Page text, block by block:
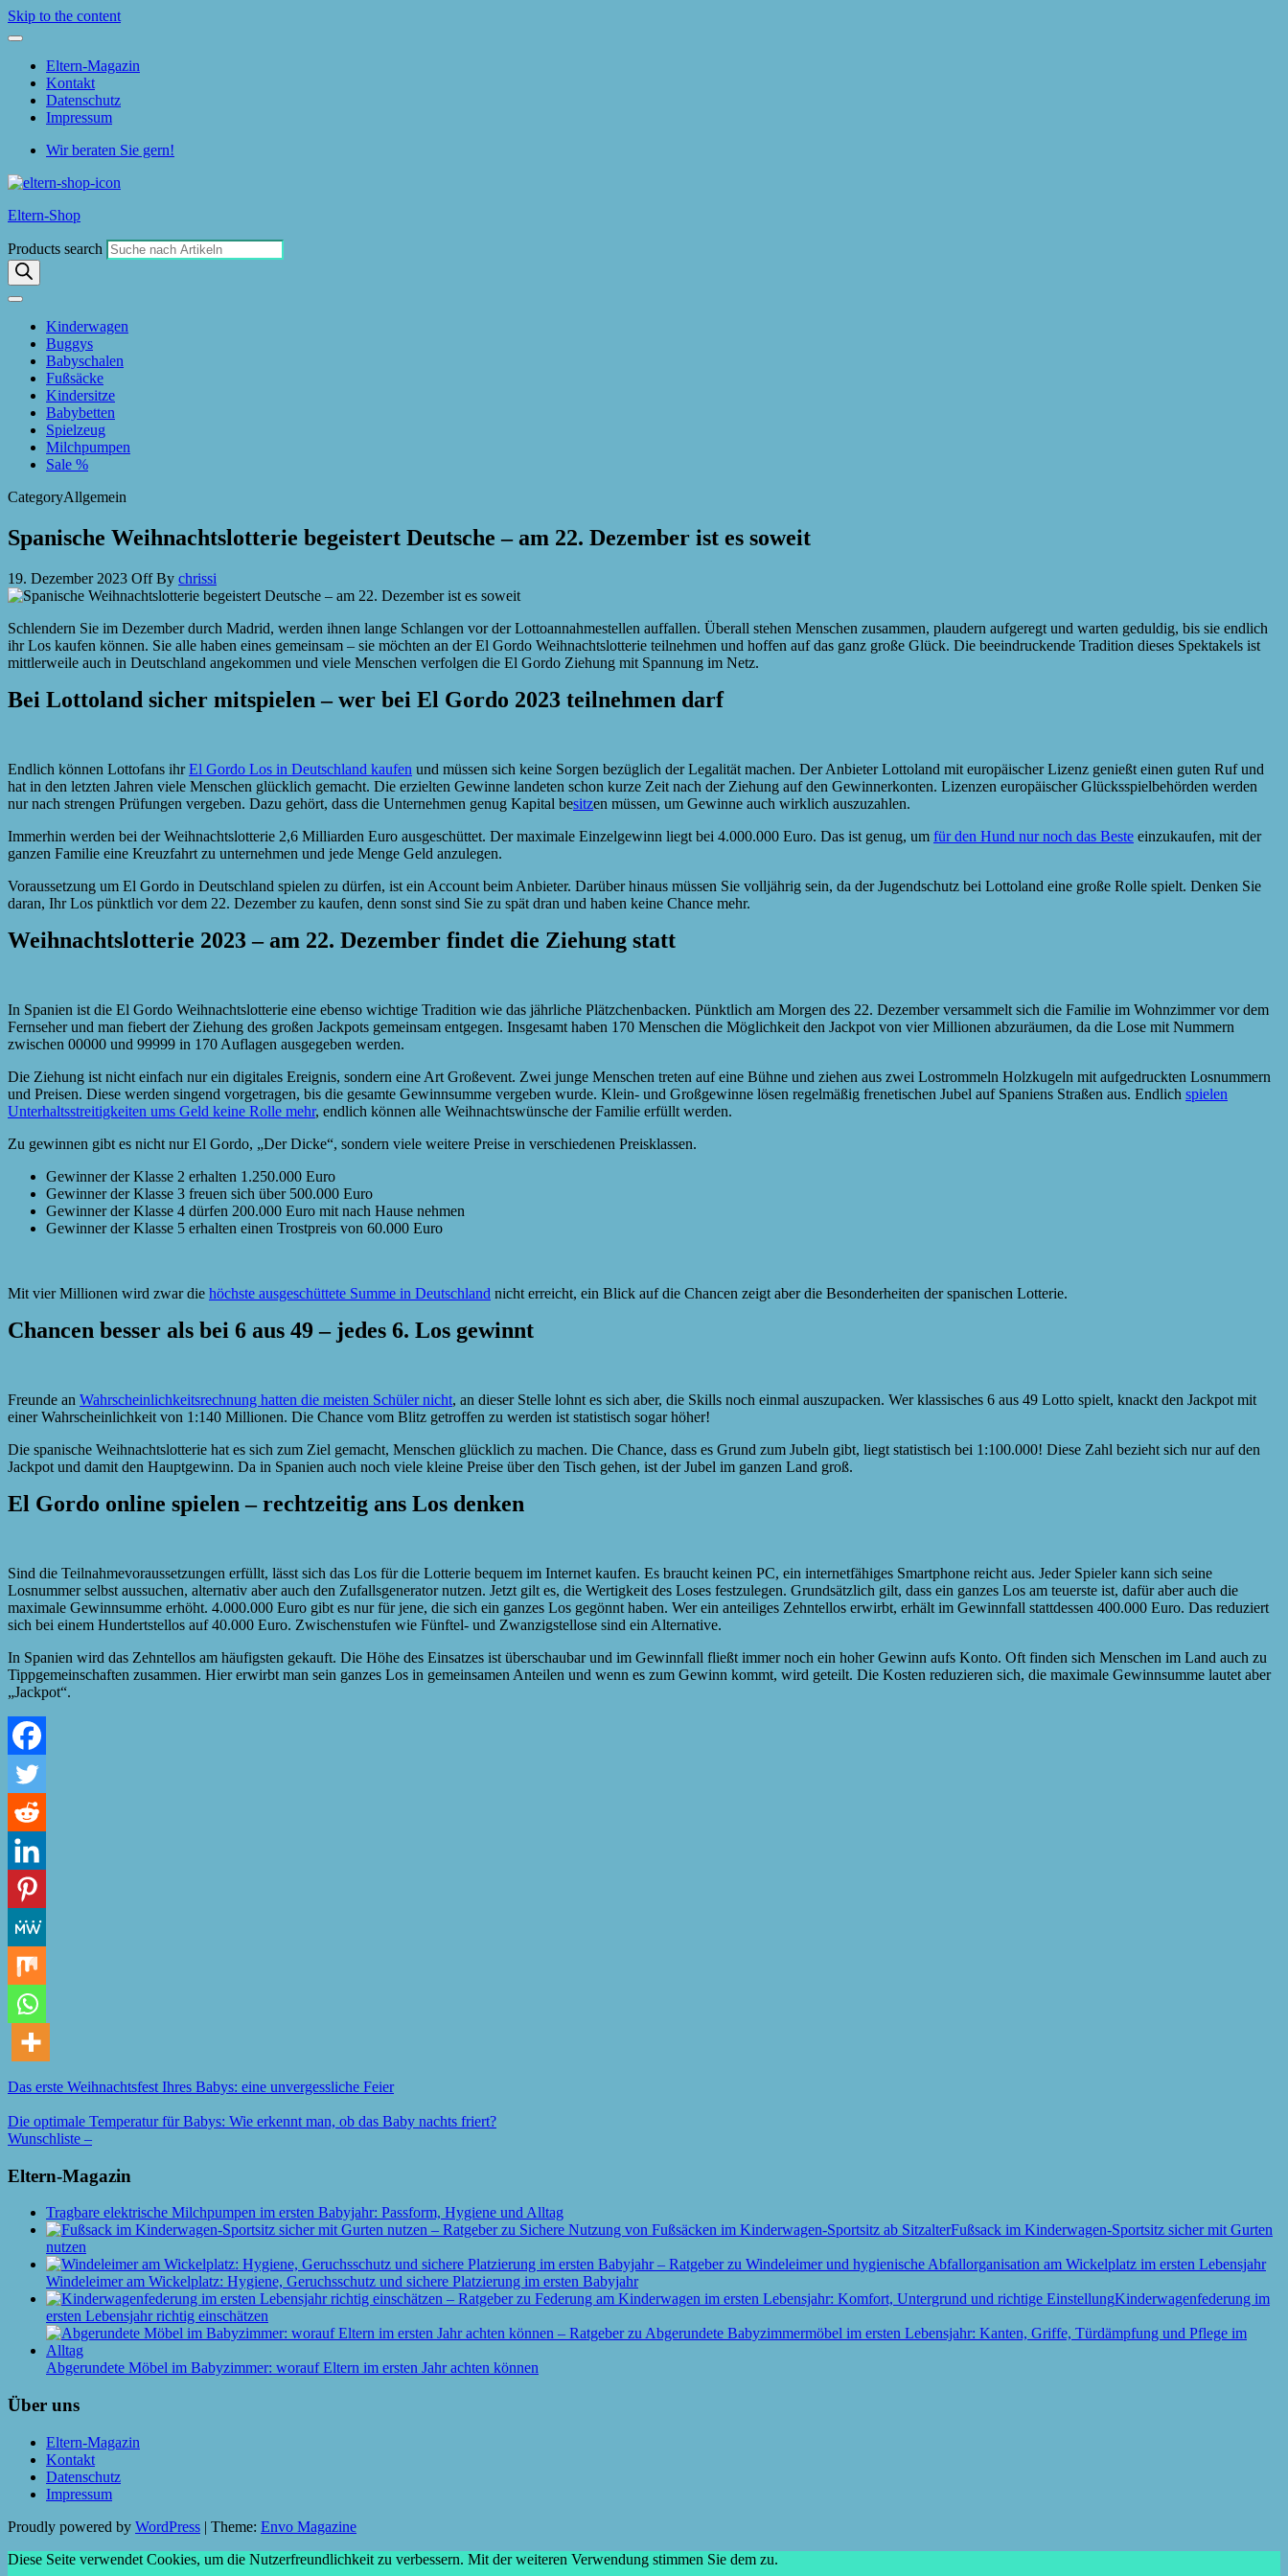
Skip to the content
Eltern-Magazin
Kontakt
Datenschutz
Impressum
Wir beraten Sie gern!
Eltern-Shop
Products search
Kinderwagen
Buggys
Babyschalen
Fußsäcke
Kindersitze
Babybetten
Spielzeug
Milchpumpen
Sale %
CategoryAllgemein
Spanische Weihnachtslotterie begeistert Deutsche – am 22. Dezember ist es soweit
19. Dezember 2023 OffBy chrissi
Schlendern Sie im Dezember durch Madrid, werden ihnen lange Schlangen vor der Lottoannahmestellen auffallen. Überall stehen Menschen zusammen, plaudern aufgeregt und warten geduldig, bis sie endlich
ihr Los kaufen können. Sie alle haben eines gemeinsam – sie möchten an der El Gordo Weihnachtslotterie teilnehmen und hoffen auf das ganz große Glück. Die beeindruckende Tradition dieses Spektakels ist
mittlerweile auch in Deutschland angekommen und viele Menschen verfolgen die El Gordo Ziehung mit Spannung im Netz.
Bei Lottoland sicher mitspielen – wer bei El Gordo 2023 teilnehmen darf
Endlich können Lottofans ihrEl Gordo Los in Deutschland kaufen und müssen sich keine Sorgen bezüglich der Legalität machen. Der Anbieter Lottoland mit europäischer Lizenz genießt einen guten Ruf und
hat in den letzten Jahren viele Menschen glücklich gemacht. Die erzielten Gewinne landeten schon kurze Zeit nach der Ziehung auf den Gewinnerkonten. Lizenzen europäischer Glücksspielbehörden werden
nur nach strengen Prüfungen vergeben. Dazu gehört, dass die Unternehmen genug Kapital besitzen müssen, um Gewinne auch wirklich auszuzahlen.
Immerhin werden bei der Weihnachtslotterie 2,6 Milliarden Euro ausgeschüttet. Der maximale Einzelgewinn liegt bei 4.000.000 Euro. Das ist genug, um für den Hund nur noch das Beste einzukaufen, mit der
ganzen Familie eine Kreuzfahrt zu unternehmen und jede Menge Geld anzulegen.
Voraussetzung um El Gordo in Deutschland spielen zu dürfen, ist ein Account beim Anbieter. Darüber hinaus müssen Sie volljährig sein, da der Jugendschutz bei Lottoland eine große Rolle spielt. Denken Sie
daran, Ihr Los pünktlich vor dem 22. Dezember zu kaufen, denn sonst sind Sie zu spät dran und haben keine Chance mehr.
Weihnachtslotterie 2023 – am 22. Dezember findet die Ziehung statt
In Spanien ist die El Gordo Weihnachtslotterie eine ebenso wichtige Tradition wie das jährliche Plätzchenbacken. Pünktlich am Morgen des 22. Dezember versammelt sich die Familie im Wohnzimmer vor dem
Fernseher und man fiebert der Ziehung des großen Jackpots gemeinsam entgegen. Insgesamt haben 170 Menschen die Möglichkeit den Jackpot von vier Millionen abzuräumen, da die Lose mit Nummern
zwischen 00000 und 99999 in 170 Auflagen ausgegeben werden.
Die Ziehung ist nicht einfach nur ein digitales Ereignis, sondern eine Art Großevent. Zwei junge Menschen treten auf eine Bühne und ziehen aus zwei Lostrommeln Holzkugeln mit aufgedruckten Losnummern
und Preisen. Diese werden singend vorgetragen, bis die gesamte Gewinnsumme vergeben wurde. Klein- und Großgewinne lösen regelmäßig frenetischen Jubel auf Spaniens Straßen aus. Endlich spielen
Unterhaltsstreitigkeiten ums Geld keine Rolle mehr, endlich können alle Weihnachtswünsche der Familie erfüllt werden.
Zu gewinnen gibt es nicht nur El Gordo, „Der Dicke“, sondern viele weitere Preise in verschiedenen Preisklassen.
Gewinner der Klasse 2 erhalten 1.250.000 Euro
Gewinner der Klasse 3 freuen sich über 500.000 Euro
Gewinner der Klasse 4 dürfen 200.000 Euro mit nach Hause nehmen
Gewinner der Klasse 5 erhalten einen Trostpreis von 60.000 Euro
Mit vier Millionen wird zwar die höchste ausgeschüttete Summe in Deutschland nicht erreicht, ein Blick auf die Chancen zeigt aber die Besonderheiten der spanischen Lotterie.
Chancen besser als bei 6 aus 49 – jedes 6. Los gewinnt
Freunde an Wahrscheinlichkeitsrechnung hatten die meisten Schüler nicht, an dieser Stelle lohnt es sich aber, die Skills noch einmal auszupacken. Wer klassisches 6 aus 49 Lotto spielt, knackt den Jackpot mit
einer Wahrscheinlichkeit von 1:140 Millionen. Die Chance vom Blitz getroffen zu werden ist statistisch sogar höher!
Die spanische Weihnachtslotterie hat es sich zum Ziel gemacht, Menschen glücklich zu machen. Die Chance, dass es Grund zum Jubeln gibt, liegt statistisch bei 1:100.000! Diese Zahl bezieht sich nur auf den
Jackpot und damit den Hauptgewinn. Da in Spanien auch noch viele kleine Preise über den Tisch gehen, ist der Jubel im ganzen Land groß.
El Gordo online spielen – rechtzeitig ans Los denken
Sind die Teilnahmevoraussetzungen erfüllt, lässt sich das Los für die Lotterie bequem im Internet kaufen. Es braucht keinen PC, ein internetfähiges Smartphone reicht aus. Jeder Spieler kann sich seine
Losnummer selbst aussuchen, alternativ aber auch den Zufallsgenerator nutzen. Jetzt gilt es, die Wertigkeit des Loses festzulegen. Grundsätzlich gilt, dass ein ganzes Los am teuerste ist, dafür aber auch die
maximale Gewinnsumme erhöht. 4.000.000 Euro gibt es nur für jene, die sich ein ganzes Los gegönnt haben. Wer ein anteiliges Zehntellos erwirbt, erhält im Gewinnfall stattdessen 400.000 Euro. Das reduziert
sich bei einem Hundertstellos auf 40.000 Euro. Zwischenstufen wie Fünftel- und Zwanzigstellose sind ein Alternative.
In Spanien wird das Zehntellos am häufigsten gekauft. Die Höhe des Einsatzes ist überschaubar und im Gewinnfall fließt immer noch ein hoher Gewinn aufs Konto. Oft finden sich Menschen im Land auch zu
Tippgemeinschaften zusammen. Hier erwirbt man sein ganzes Los in gemeinsamen Anteilen und wenn es zum Gewinn kommt, wird geteilt. Die Kosten reduzieren sich, die maximale Gewinnsumme lautet aber
„Jackpot“.
Das erste Weihnachtsfest Ihres Babys: eine unvergessliche Feier
Die optimale Temperatur für Babys: Wie erkennt man, ob das Baby nachts friert?
Wunschliste –
Eltern-Magazin
Tragbare elektrische Milchpumpen im ersten Babyjahr: Passform, Hygiene und Alltag
Fußsack im Kinderwagen-Sportsitz sicher mit Gurten
nutzen
Windeleimer am Wickelplatz: Hygiene, Geruchsschutz und sichere Platzierung im ersten Babyjahr
Kinderwagenfederung im
ersten Lebensjahr richtig einschätzen
Abgerundete Möbel im Babyzimmer: worauf Eltern im ersten Jahr achten können
Über uns
Eltern-Magazin
Kontakt
Datenschutz
Impressum
Proudly powered by WordPress | Theme: Envo Magazine
Diese Seite verwendet Cookies, um die Nutzerfreundlichkeit zu verbessern. Mit der weiteren Verwendung stimmen Sie dem zu.